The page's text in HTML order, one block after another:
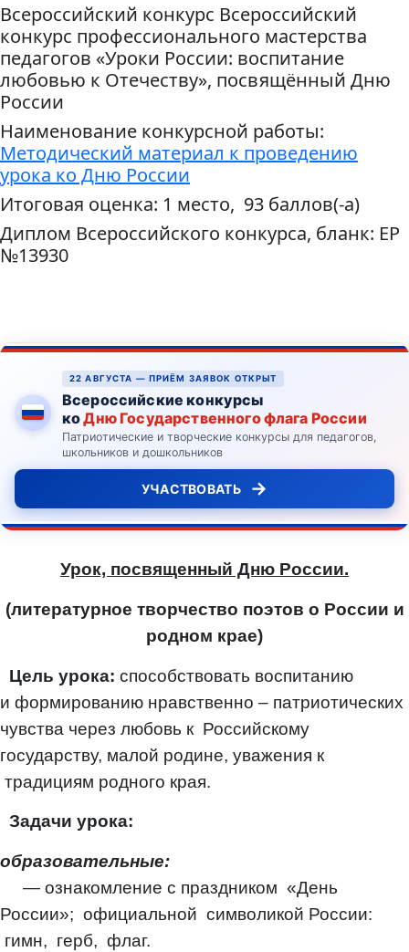
Всероссийский конкурс Всероссийский
конкурс профессионального мастерства
педагогов «Уроки России: воспитание
любовью к Отечеству», посвящённый Дню
России
Наименование конкурсной работы:
Методический материал к проведению
урока ко Дню России
Итоговая оценка: 1 место, 93 баллов(-а)
Диплом Всероссийского конкурса, бланк: ЕР
№13930
22 АВГУСТА — ПРИЁМ ЗАЯВОК ОТКРЫТ
Всероссийские конкурсы
коДню Государственного флага России
Патриотические и творческие конкурсы для педагогов,
школьников и дошкольников
УЧАСТВОВАТЬ →
Урок, посвященный Дню России.
(литературное творчество поэтов о России и
родном крае)
Цель урока: способствовать воспитанию
и формированию нравственно – патриотических
чувства через любовь к Российскому
государству, малой родине, уважения к
традициям родного края.
Задачи урока:
образовательные:
— ознакомление с праздником «День
России»; официальной символикой России:
гимн, герб, флаг.